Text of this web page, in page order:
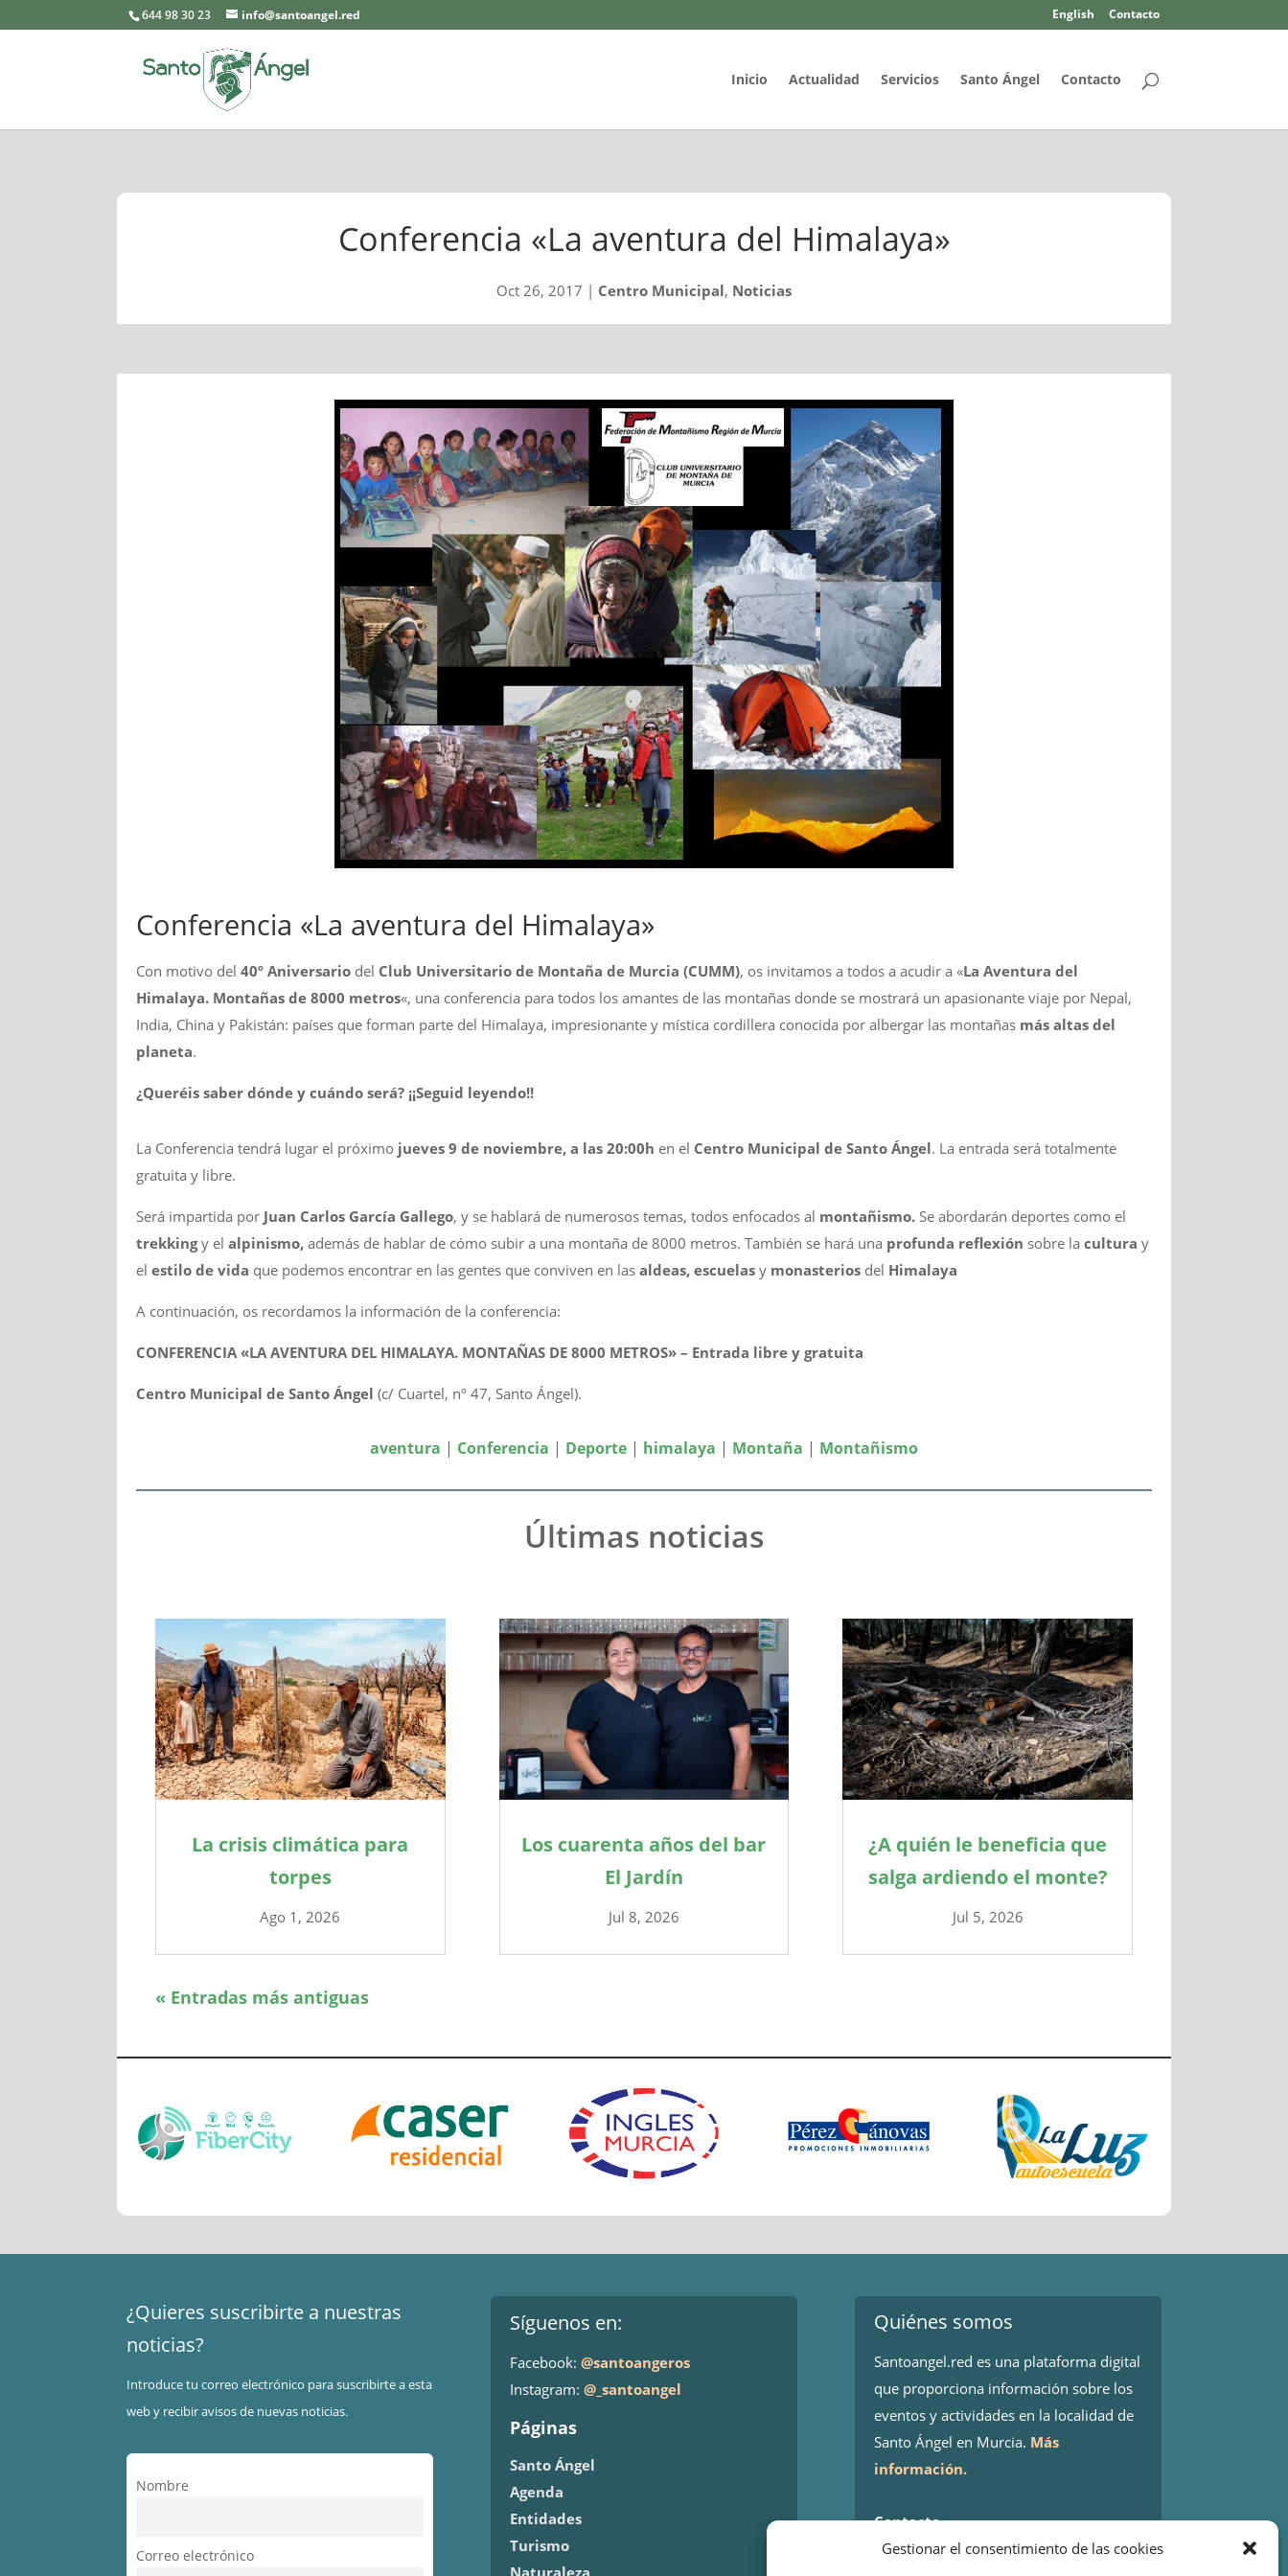
Gestionar el consentimiento de las cookies
644 98 30 23 info@santoangel.red English Contacto
Inicio Actualidad Servicios Santo Ángel Contacto
Conferencia «La aventura del Himalaya»
Oct 26, 2017 | Centro Municipal, Noticias
Conferencia «La aventura del Himalaya»
Con motivo del 40º Aniversario del Club Universitario de Montaña de Murcia (CUMM), os invitamos a todos a acudir a «La Aventura del
Himalaya. Montañas de 8000 metros«, una conferencia para todos los amantes de las montañas donde se mostrará un apasionante viaje por Nepal,
India, China y Pakistán: países que forman parte del Himalaya, impresionante y mística cordillera conocida por albergar las montañas más altas del
planeta.
¿Queréis saber dónde y cuándo será? ¡¡Seguid leyendo!!
La Conferencia tendrá lugar el próximo jueves 9 de noviembre, a las 20:00h en el Centro Municipal de Santo Ángel. La entrada será totalmente
gratuita y libre.
Será impartida por Juan Carlos García Gallego, y se hablará de numerosos temas, todos enfocados al montañismo. Se abordarán deportes como el
trekkingy el alpinismo, además de hablar de cómo subir a una montaña de 8000 metros. También se hará una profunda reflexión sobre la cultura y
el estilo de vida que podemos encontrar en las gentes que conviven en las aldeas, escuelas y monasterios del Himalaya
A continuación, os recordamos la información de la conferencia:
CONFERENCIA «LA AVENTURA DEL HIMALAYA. MONTAÑAS DE 8000 METROS» – Entrada libre y gratuita
Centro Municipal de Santo Ángel (c/ Cuartel, nº 47, Santo Ángel).
aventura | Conferencia | Deporte | himalaya | Montaña | Montañismo
Últimas noticias
La crisis climática para
torpes
Ago 1, 2026
Los cuarenta años del bar
El Jardín
Jul 8, 2026
¿A quién le beneficia que
salga ardiendo el monte?
Jul 5, 2026
« Entradas más antiguas
¿Quieres suscribirte a nuestras
noticias?
Introduce tu correo electrónico para suscribirte a esta
web y recibir avisos de nuevas noticias.
Nombre
Correo electrónico
Síguenos en:
Facebook: @santoangeros
Instagram: @_santoangel
Páginas
Santo Ángel
Agenda
Entidades
Turismo
Quiénes somos
Santoangel.red es una plataforma digital
que proporciona información sobre los
eventos y actividades en la localidad de
Santo Ángel en Murcia. Más
información.
Contacto
Isaac Peral 2